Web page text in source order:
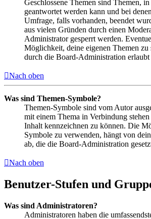
Geschlossene Themen sind Themen,
geantwortet werden kann und bei
Umfrage, falls vorhanden, beendet
aus vielen Gründen durch einen
Administrator gesperrt werden.
Möglichkeit, deine eigenen Themen zu
durch die Board-Administration
Nach oben
Was sind Themen-Symbole?
Themen-Symbole sind vom Autor
mit einem Thema in Verbindung stehen
Inhalt kennzeichnen zu können. Die
Symbole zu verwenden, hängt von
ab, die die Board-Administration
Nach oben
Benutzer-Stufen und
Was sind Administratoren?
Administratoren haben die